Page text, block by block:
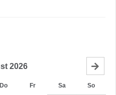
2026
Do Fr Sa So